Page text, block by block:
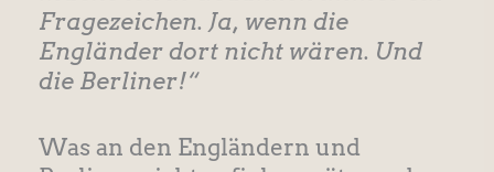
Fragezeichen. Ja, wenn die
Engländer dort nicht wären. Und
die Berliner!“
Was an den Engländern und